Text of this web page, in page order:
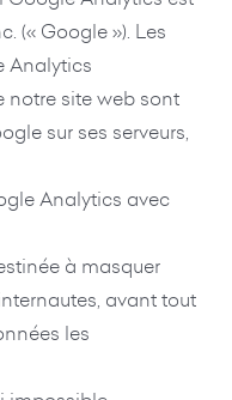
(« Google »). Les
Analytics
notre site web sont
sur ses serveurs,
Analytics avec
à masquer
avant tout
les